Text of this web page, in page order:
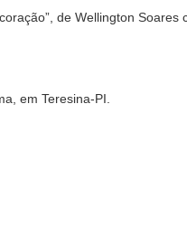
de Wellington Soares
em Teresina-PI.